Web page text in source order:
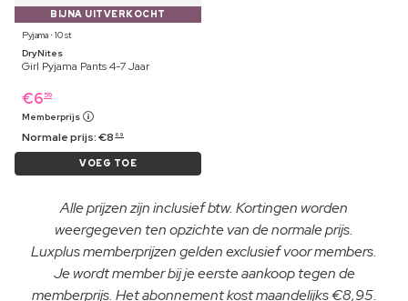
BIJNA UITVERKOCHT
Pyjama ⋅ 10 st
DryNites
Girl Pyjama Pants 4-7 Jaar
€6 59
Memberprijs
Normale prijs:€8 69
VOEG TOE
Alle prijzen zijn inclusief btw. Kortingen worden
weergegeven ten opzichte van de normale prijs.
Luxplus memberprijzen gelden exclusief voor members.
Je wordt member bij je eerste aankoop tegen de
memberprijs. Het abonnement kost maandelijks €8,95.